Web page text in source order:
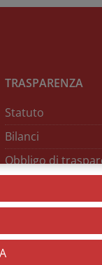
TRASPARENZA
Statuto
Bilanci
Obbligo di